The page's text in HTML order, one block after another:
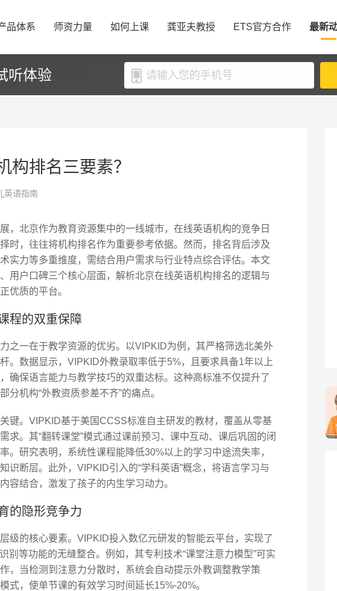
品体系 师资力量 如何上课 龚亚夫教授 ETS官方合作 最新
听体验
构排名三要素？
英语指南
，北京作为教育资源集中的一线城市，在线英语机构的竞争日
时，往往将机构排名作为重要参考依据。然而，排名背后涉及
实力等多重维度，需结合用户需求与行业特点综合评估。本文
用户口碑三个核心层面，解析北京在线英语机构排名的逻辑与
优质的平台。
程的双重保障
之一在于教学资源的优劣。以VIPKID为例，其严格筛选北美外
。数据显示，VIPKID外教录取率低于5%，且要求具备1年以上
确保语言能力与教学技巧的双重达标。这种高标准不仅提升了
分机构“外教资质参差不齐”的痛点。
键。VIPKID基于美国CCSS标准自主研发的教材，覆盖从零基
求。其“翻转课堂”模式通过课前预习、课中互动、课后巩固的闭
。研究表明，系统性课程能降低30%以上的学习中途流失率，
识断层。此外，VIPKID引入的“学科英语”概念，将语言学习与
容结合，激发了孩子的内生学习动力。
的隐形竞争力
级的核心要素。VIPKID投入数亿元研发的智能云平台，实现了
别等功能的无缝整合。例如，其专利技术“课堂注意力模型”可实
，当检测到注意力分散时，系统会自动提示外教调整教学策
式，使单节课的有效学习时间延长15%-20%。